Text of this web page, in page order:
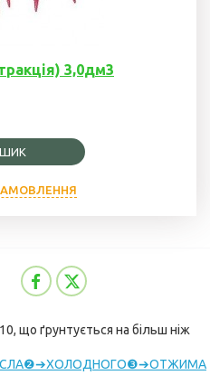
3,0дм3
10, що ґрунтується на більш ніж